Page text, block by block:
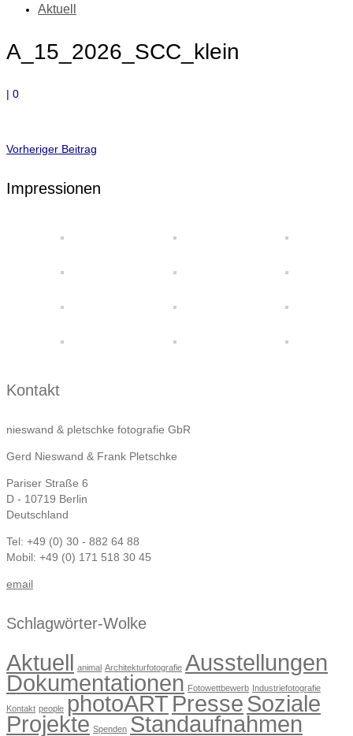
Aktuell
A_15_2026_SCC_klein
| 0
Vorheriger Beitrag
Impressionen
Kontakt
nieswand & pletschke fotografie GbR
Gerd Nieswand & Frank Pletschke
Pariser Straße 6
D - 10719 Berlin
Deutschland
Tel: +49 (0) 30 - 882 64 88
Mobil: +49 (0) 171 518 30 45
email
Schlagwörter-Wolke
Aktuell animal Architekturfotografie Ausstellungen
Dokumentationen Fotowettbewerb Industriefotografie
Kontakt people photoART PresseSoziale
Projekte Spenden Standaufnahmen